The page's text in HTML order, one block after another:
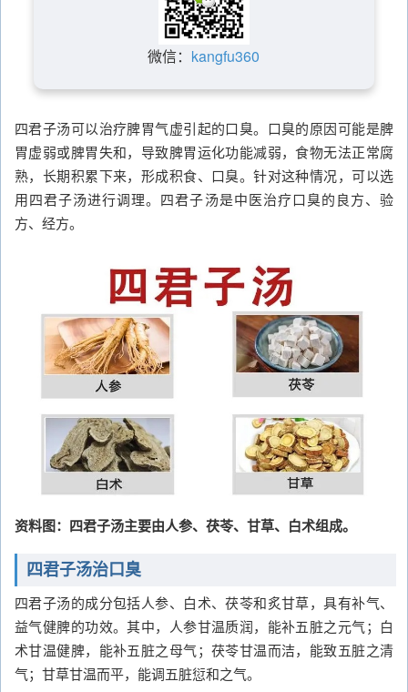
微信： kangfu360
四君子汤可以治疗脾胃气虚引起的口臭。口臭的原因可能是脾
胃虚弱或脾胃失和，导致脾胃运化功能减弱，食物无法正常腐
熟，长期积累下来，形成积食、口臭。针对这种情况，可以选
用四君子汤进行调理。四君子汤是中医治疗口臭的良方、验
方、经方。
资料图：四君子汤主要由人参、茯苓、甘草、白术组成。
四君子汤治口臭
四君子汤的成分包括人参、白术、茯苓和炙甘草，具有补气、
益气健脾的功效。其中，人参甘温质润，能补五脏之元气；白
术甘温健脾，能补五脏之母气；茯苓甘温而洁，能致五脏之清
气；甘草甘温而平，能调五脏愆和之气。